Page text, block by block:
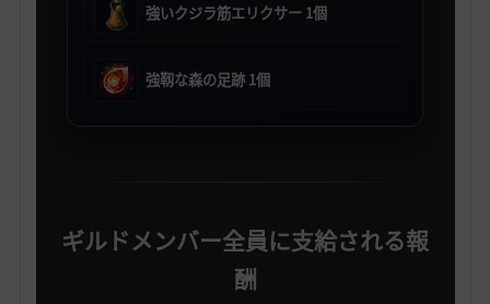
強いクジラ筋エリクサー 1個
強靱な森の足跡 1個
ギルドメンバー全員に支給される報
酬